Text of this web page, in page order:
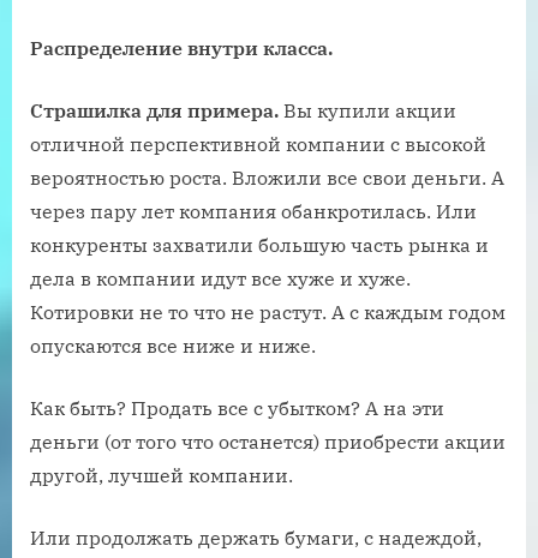
Распределение внутри класса.
Страшилка для примера. Вы купили акции
отличной перспективной компании с высокой
вероятностью роста. Вложили все свои деньги. А
через пару лет компания обанкротилась. Или
конкуренты захватили большую часть рынка и
дела в компании идут все хуже и хуже.
Котировки не то что не растут. А с каждым годом
опускаются все ниже и ниже.
Как быть? Продать все с убытком? А на эти
деньги (от того что останется) приобрести акции
другой, лучшей компании.
Или продолжать держать бумаги, с надеждой,